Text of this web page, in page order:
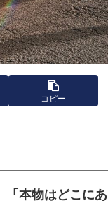
コピー
「本物はどこにあ